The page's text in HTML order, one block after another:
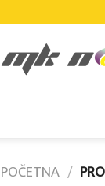
POČETNA /